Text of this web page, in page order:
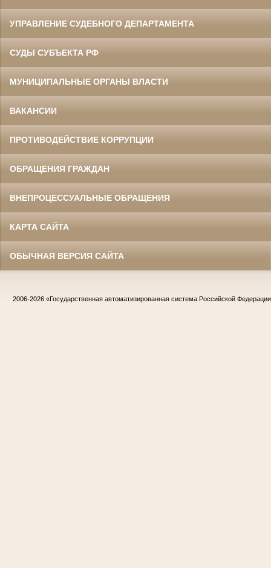
УПРАВЛЕНИЕ СУДЕБНОГО ДЕПАРТАМЕНТА
СУДЫ СУБЪЕКТА РФ
МУНИЦИПАЛЬНЫЕ ОРГАНЫ ВЛАСТИ
ВАКАНСИИ
ПРОТИВОДЕЙСТВИЕ КОРРУПЦИИ
ОБРАЩЕНИЯ ГРАЖДАН
ВНЕПРОЦЕССУАЛЬНЫЕ ОБРАЩЕНИЯ
КАРТА САЙТА
ОБЫЧНАЯ ВЕРСИЯ САЙТА
2006-2026 «Государственная автоматизированная система Российской